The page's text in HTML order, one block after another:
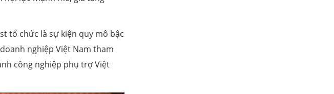
tổ chức là sự kiện quy mô bậc
nghiệp Việt Nam tham
công nghiệp phụ trợ Việt